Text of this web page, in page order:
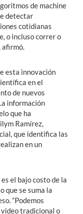
de machine
detectar
cotidianas
o incluso correr o
afirmó.
esta innovación
en el
de nuevos
información
que ha
Ramírez,
que identifica las
en un
el bajo costo de la
que se suma la
“Podemos
video tradicional o